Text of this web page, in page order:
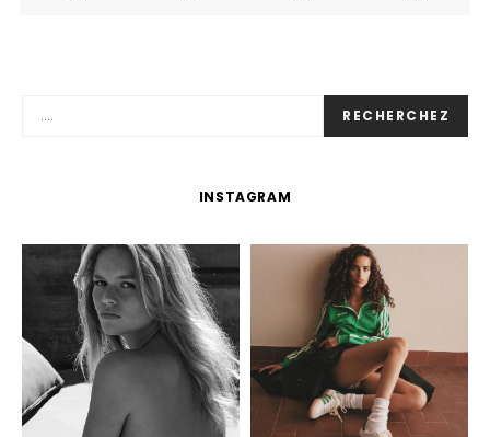
RECHERCHEZ
INSTAGRAM